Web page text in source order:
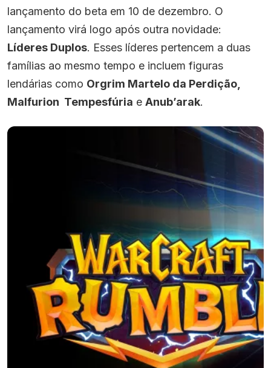
lançamento do beta em 10 de dezembro. O
lançamento virá logo após outra novidade:
Líderes Duplos. Esses líderes pertencem a duas
famílias ao mesmo tempo e incluem figuras
lendárias como Orgrim Martelo da Perdição,
Malfurion Tempesfúria e Anub’arak.